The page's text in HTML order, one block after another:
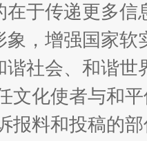
” 如何以
在于传递更多
象，增强国家
谐社会、和谐
文化使者与和
报料和投稿的